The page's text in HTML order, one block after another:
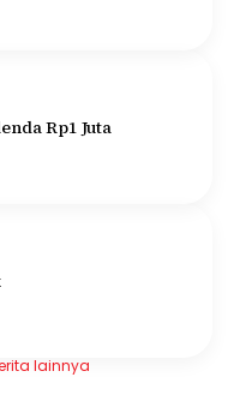
Rp1 Juta
lainnya